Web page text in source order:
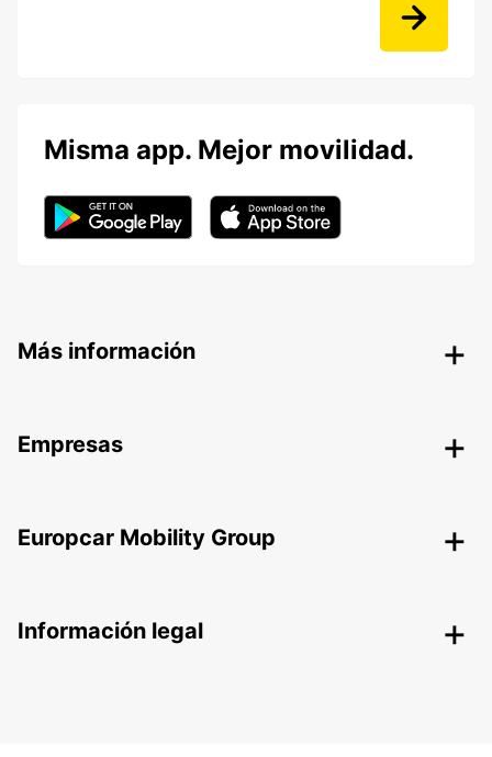
Misma app. Mejor movilidad.
Más información
Empresas
Europcar Mobility Group
Información legal